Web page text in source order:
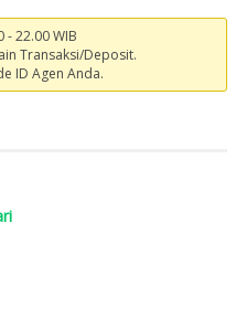
- 22.00 WIB
Transaksi/Deposit.
ID Agen Anda.